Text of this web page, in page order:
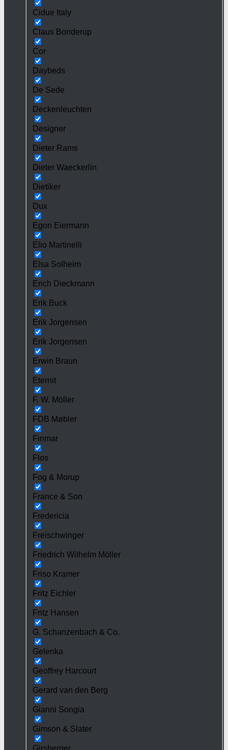
Cidue Italy
Claus Bonderup
Cor
Daybeds
De Sede
Deckenleuchten
Designer
Dieter Rams
Dieter Waeckerlin
Dietiker
Dux
Egon Eiermann
Elio Martinelli
Elsa Solheim
Erich Dieckmann
Erik Buck
Erik Jorgensen
Erik Jorgensen
Erwin Braun
Eternit
F. W. Möller
FDB Møbler
Finmar
Flos
Fog & Morup
France & Son
Fredericia
Freischwinger
Friedrich Wilhelm Möller
Friso Kramer
Fritz Eichler
Fritz Hansen
G. Schanzenbach & Co.
Gelenka
Geoffrey Harcourt
Gerard van den Berg
Gianni Songia
Gimson & Slater
Girsberger